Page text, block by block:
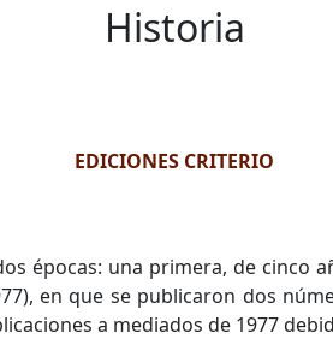
Historia
EDICIONES CRITERIO
épocas: una primera, de cinco
en que se publicaron dos
a mediados de 1977